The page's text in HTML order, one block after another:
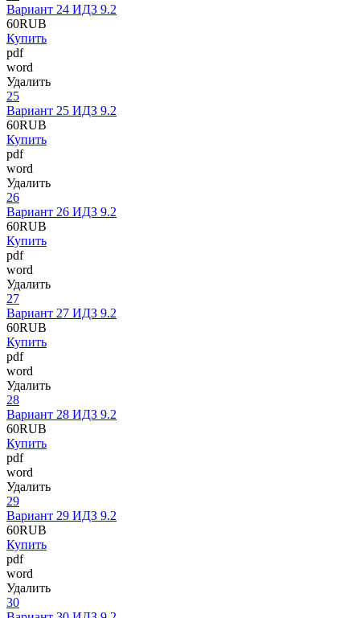
Вариант 24 ИДЗ 9.2
60RUB
Купить
pdf
word
Удалить
25
Вариант 25 ИДЗ 9.2
60RUB
Купить
pdf
word
Удалить
26
Вариант 26 ИДЗ 9.2
60RUB
Купить
pdf
word
Удалить
27
Вариант 27 ИДЗ 9.2
60RUB
Купить
pdf
word
Удалить
28
Вариант 28 ИДЗ 9.2
60RUB
Купить
pdf
word
Удалить
29
Вариант 29 ИДЗ 9.2
60RUB
Купить
pdf
word
Удалить
30